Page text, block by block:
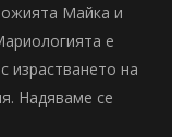
Майка и
е
израстването на
Надяваме се